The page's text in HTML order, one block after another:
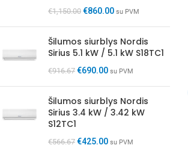
€1,150.00 €860.00 su PVM
Šilumos siurblys Nordis
Sirius 5.1 kW / 5.1 kW S18TC1
€916.67 €690.00 su PVM
Šilumos siurblys Nordis
Sirius 3.4 kW / 3.42 kW
S12TC1
€566.67 €425.00 su PVM